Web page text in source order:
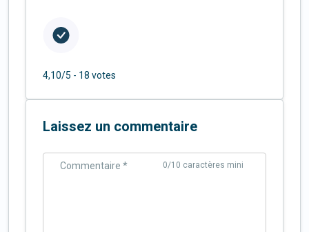
4,10/5 - 18 votes
Laissez un commentaire
Commentaire * 0/10 caractères mini